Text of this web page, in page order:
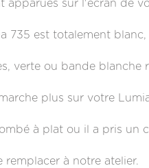
apparues sur l'écran de
735 est totalement blanc,
verte ou bande
plus sur votre
à plat ou il a pris un
remplacer à notre atelier.